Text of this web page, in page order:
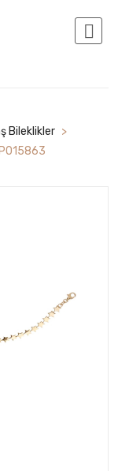
Bileklikler >